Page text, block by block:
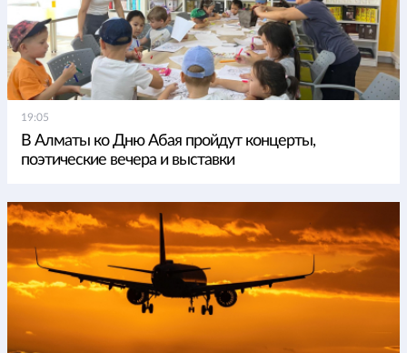
19:05
В Алматы ко Дню Абая пройдут концерты,
поэтические вечера и выставки